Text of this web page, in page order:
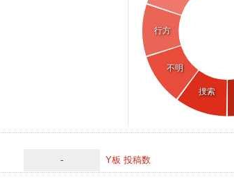
捜索
不明
行方
- Y板 投稿数